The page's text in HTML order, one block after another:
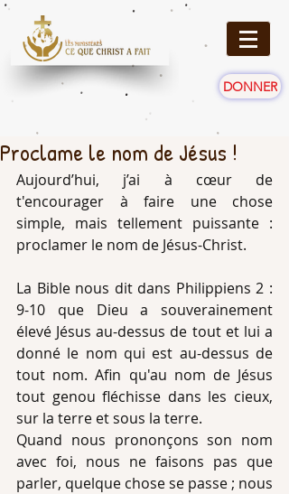
DONNER
Proclame le nom de Jésus !
Aujourd’hui, j’ai à cœur de
t'encourager à faire une chose
simple, mais tellement puissante :
proclamer le nom de Jésus-Christ.
La Bible nous dit dans Philippiens 2 :
9-10 que Dieu a souverainement
élevé Jésus au-dessus de tout et lui a
donné le nom qui est au-dessus de
tout nom. Afin qu'au nom de Jésus
tout genou fléchisse dans les cieux,
sur la terre et sous la terre.
Quand nous prononçons son nom
avec foi, nous ne faisons pas que
parler, quelque chose se passe ; nous